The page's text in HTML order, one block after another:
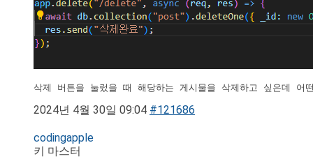
2024년 4월 30일 09:04 #121686
codingapple
키 마스터